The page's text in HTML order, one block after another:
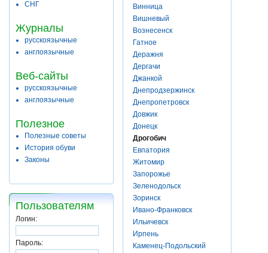
СНГ
Журналы
русскоязычные
англоязычные
Веб-сайты
русскоязычные
англоязычные
Полезное
Полезные советы
История обуви
Законы
Пользователям
Логин:
Пароль:
Винница
Вишневый
Вознесенск
Гатное
Деражня
Дергачи
Джанкой
Днепродзержинск
Днепропетровск
Довжик
Донецк
Дрогобич
Евпатория
Житомир
Запорожье
Зеленодольск
Зоринск
Ивано-Франковск
Ильичевск
Ирпень
Каменец-Подольский